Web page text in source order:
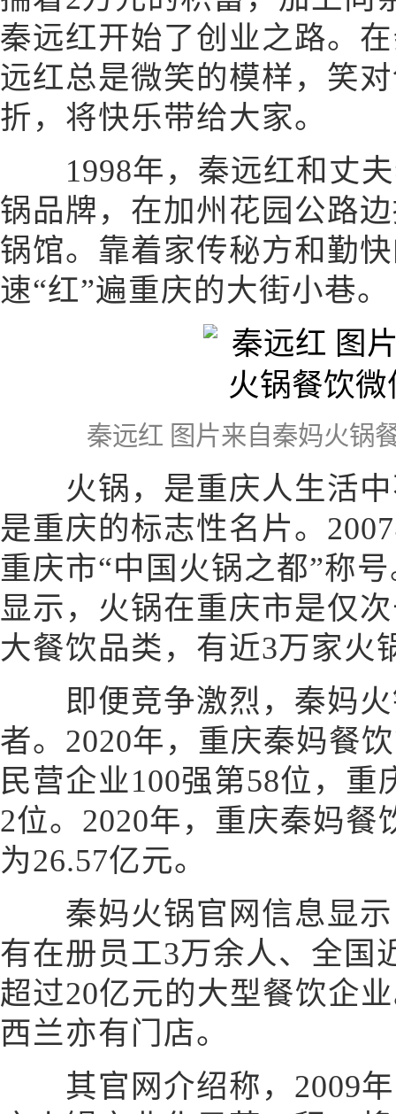
秦远红开始了创业之路。
远红总是微笑的模样，笑
折，将快乐带给大家。
1998年，秦远红和丈夫
锅品牌，在加州花园公路
锅馆。靠着家传秘方和勤
速“红”遍重庆的大街小巷。
秦远红 图片来自秦妈火锅
火锅，是重庆人生活中
是重庆的标志性名片。
重庆市“中国火锅之都”称
显示，火锅在重庆市是仅
大餐饮品类，有近3万家火
即便竞争激烈，秦妈火
者。2020年，重庆秦妈餐
民营企业100强第58位，
2位。2020年，重庆秦妈
为26.57亿元。
秦妈火锅官网信息显示
有在册员工3万余人、全国
超过20亿元的大型餐饮企
西兰亦有门店。
其官网介绍称，2009年